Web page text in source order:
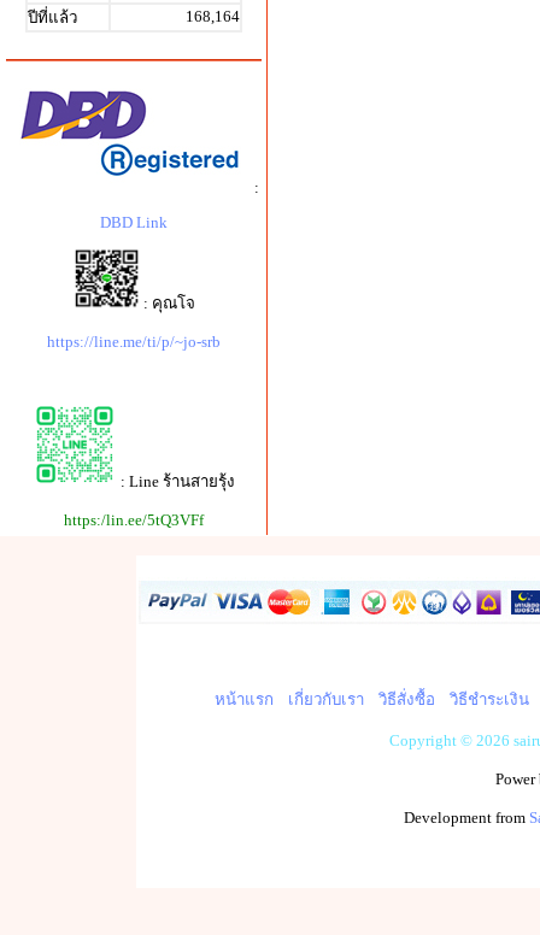
ปีที่แล้ว
168,164
:
DBD Link
: คุณโจ
https://line.me/ti/p/~jo-srb
: Line ร้านสายรุ้ง
https:/lin.ee/5tQ3VFf
หน้าแรก เกี่ยวกับเรา วิธีสั่งซื้อ วิธีชำระเงิน
Copyright © 2026
Development from